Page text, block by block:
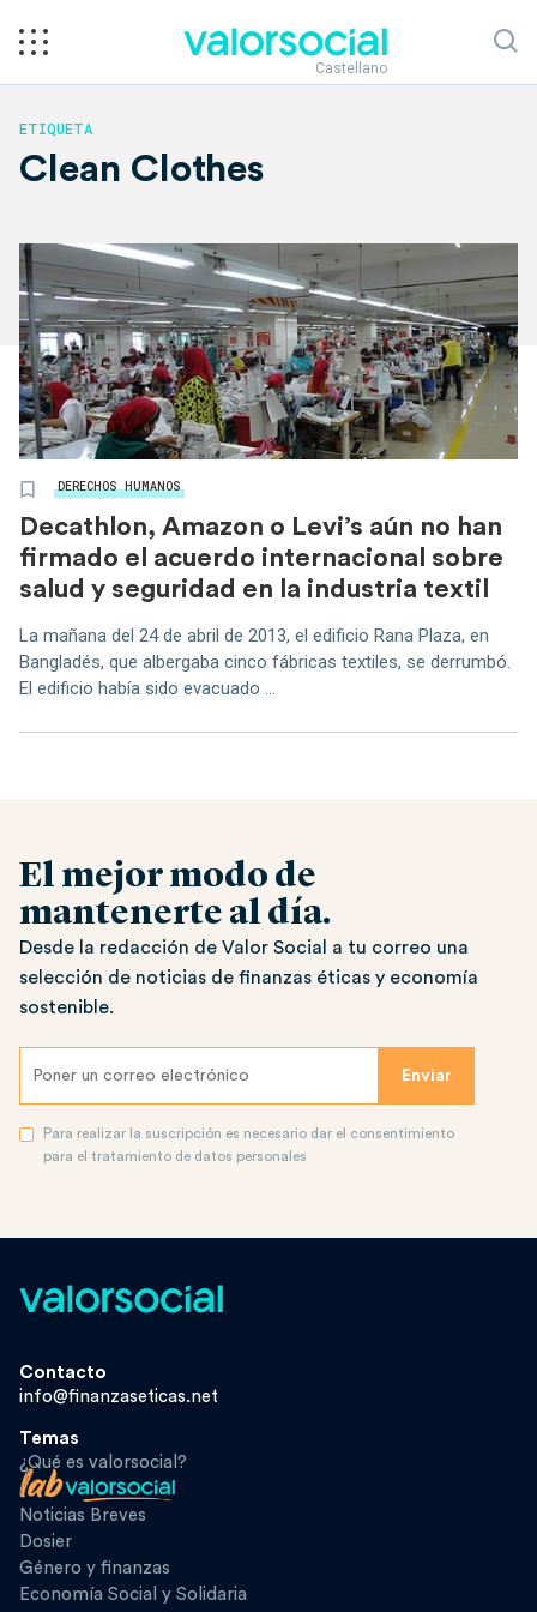
Castellano
ETIQUETA
Clean Clothes
DERECHOS HUMANOS
Decathlon, Amazon o Levi’s aún no han
firmado el acuerdo internacional sobre
salud y seguridad en la industria textil
La mañana del 24 de abril de 2013, el edificio Rana Plaza, en
Bangladés, que albergaba cinco fábricas textiles, se derrumbó.
El edificio había sido evacuado ...
El mejor modo de
mantenerte al día.
Desde la redacción de Valor Social a tu correo una
selección de noticias de finanzas éticas y economía
sostenible.
Para realizar la suscripción es necesario dar el consentimiento
para el tratamiento de datos personales
Contacto
info@finanzaseticas.net
Temas
¿Qué es valorsocial?
Noticias Breves
Dosier
Género y finanzas
Economía Social y Solidaria